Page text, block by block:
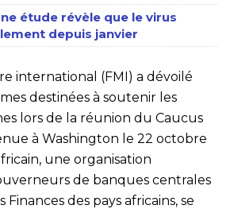
étude révèle que le virus
depuis janvier
international (FMI) a dévoilé
destinées à soutenir les
lors de la réunion du Caucus
à Washington le 22 octobre
une organisation
de banques centrales
Finances des pays africains, se